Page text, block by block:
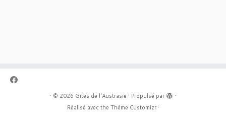
· © 2026 Gites de l'Austrasie · Propulsé par
·
Réalisé avec the Thème Customizr·